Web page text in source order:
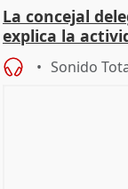
La concejal
explica la
Sonido